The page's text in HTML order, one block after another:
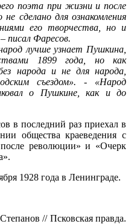
поэта при жизни и после
сделано для ознакомления
его творчества, но и
писал Фаресов.
лучше узнает Пушкина,
1899 года, но как
народа и не для народа,
съездом». - «Народ
о Пушкине, как и до
в последний раз приехал в
общества краеведения с
революции» и «Очерк
1928 года в Ленинграде.
// Псковская правда.